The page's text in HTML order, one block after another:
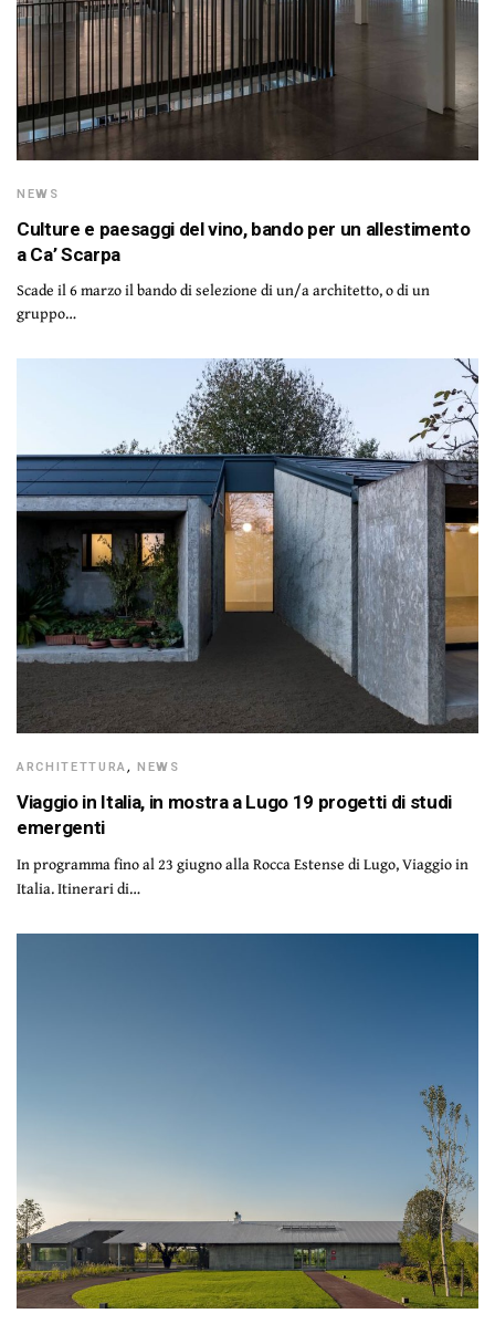
NEWS
Culture e paesaggi del vino, bando per un allestimento
a Ca’ Scarpa
Scade il 6 marzo il bando di selezione di un/a architetto, o di un
gruppo…
ARCHITETTURA,NEWS
Viaggio in Italia, in mostra a Lugo 19 progetti di studi
emergenti
In programma fino al 23 giugno alla Rocca Estense di Lugo, Viaggio in
Italia. Itinerari di…